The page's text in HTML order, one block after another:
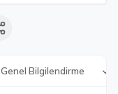
Genel Bilgilendirme